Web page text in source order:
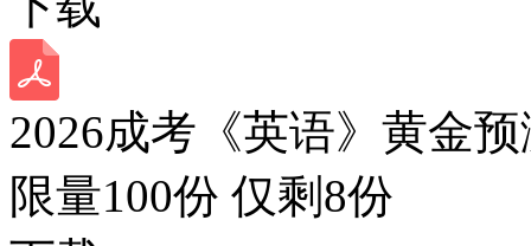
2026成考《英语》黄金
限量100份 仅剩 8份